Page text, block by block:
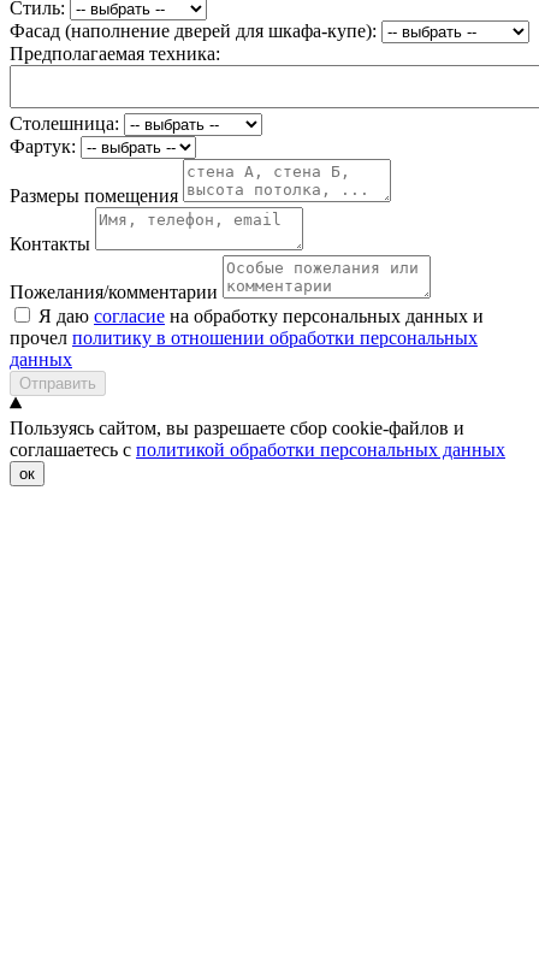
Стиль:
Фасад (наполнение дверей для шкафа-купе):
Предполагаемая техника:
Столешница:
Фартук:
Размеры помещения
Контакты
Пожелания/комментарии
Я даю согласие на обработку персональных данных и
прочел политику в отношении обработки персональных
данных
Отправить
Пользуясь сайтом, вы разрешаете сбор cookie-файлов и
соглашаетесь с политикой обработки персональных данных
ок